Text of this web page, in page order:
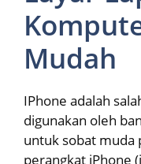
Mudah
IPhone adalah
digunakan oleh
untuk sobat muda
perangkat iPhone